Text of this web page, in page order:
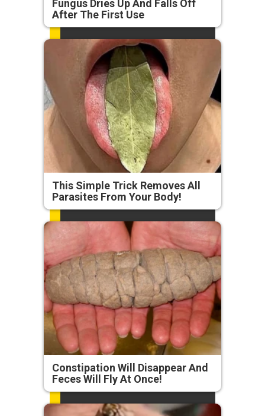
Fungus Dries Up And Falls Off
After The First Use
This Simple Trick Removes All
Parasites From Your Body!
Constipation Will Disappear And
Feces Will Fly At Once!